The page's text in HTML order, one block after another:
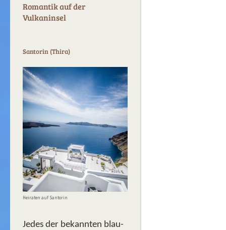
Romantik auf der
Vulkaninsel
Santorin (Thira)
Heiraten auf Santorin
Jedes der bekannten blau-